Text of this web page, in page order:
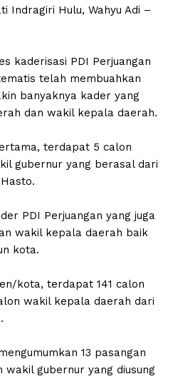
Indragiri Hulu, Wahyu Adi –
kaderisasi PDI Perjuangan
telah membuahkan
banyaknya kader yang
dan wakil kepala daerah.
terdapat 5 calon
gubernur yang berasal dari
PDI Perjuangan yang juga
wakil kepala daerah baik
kota.
kota, terdapat 141 calon
wakil kepala daerah dari
13 pasangan
gubernur yang diusung